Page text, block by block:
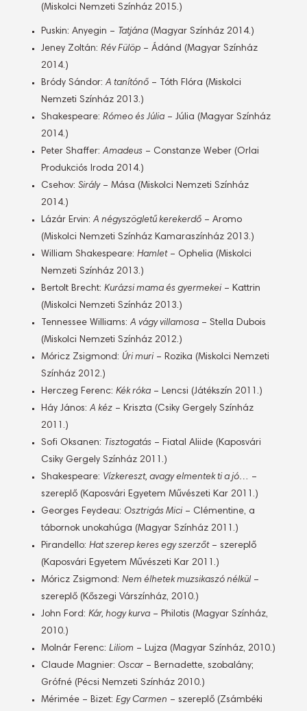
(Miskolci Nemzeti Színház 2015.)
Puskin: Anyegin – Tatjána (Magyar Színház 2014.)
Jeney Zoltán: Rév Fülöp – Ádánd (Magyar Színház
2014.)
Bródy Sándor: A tanítónő – Tóth Flóra (Miskolci
Nemzeti Színház 2013.)
Shakespeare: Rómeo és Júlia – Júlia (Magyar Színház
2014.)
Peter Shaffer: Amadeus – Constanze Weber (Orlai
Produkciós Iroda 2014.)
Csehov: Sirály– Mása (Miskolci Nemzeti Színház
2014.)
Lázár Ervin: A négyszögletű kerekerdő – Aromo
(Miskolci Nemzeti Színház Kamaraszínház 2013.)
William Shakespeare: Hamlet– Ophelia (Miskolci
Nemzeti Színház 2013.)
Bertolt Brecht: Kurázsi mama és gyermekei – Kattrin
(Miskolci Nemzeti Színház 2013.)
Tennessee Williams: A vágy villamosa – Stella Dubois
(Miskolci Nemzeti Színház 2012.)
Móricz Zsigmond: Úri muri – Rozika (Miskolci Nemzeti
Színház 2012.)
Herczeg Ferenc: Kék róka – Lencsi (Játékszín 2011.)
Háy János: A kéz – Kriszta (Csiky Gergely Színház
2011.)
Sofi Oksanen: Tisztogatás – Fiatal Aliide (Kaposvári
Csiky Gergely Színház 2011.)
Shakespeare: Vízkereszt, avagy elmentek ti a jó… –
szereplő (Kaposvári Egyetem Művészeti Kar 2011.)
Georges Feydeau: Osztrigás Mici – Clémentine, a
tábornok unokahúga (Magyar Színház 2011.)
Pirandello: Hat szerep keres egy szerzőt– szereplő
(Kaposvári Egyetem Művészeti Kar 2011.)
Móricz Zsigmond: Nem élhetek muzsikaszó nélkül –
szereplő (Kőszegi Várszínház, 2010.)
John Ford: Kár, hogy kurva – Philotis (Magyar Színház,
2010.)
Molnár Ferenc: Liliom – Lujza (Magyar Színház, 2010.)
Claude Magnier: Oscar – Bernadette, szobalány;
Grófné (Pécsi Nemzeti Színház 2010.)
Mérimée – Bizet: Egy Carmen – szereplő (Zsámbéki